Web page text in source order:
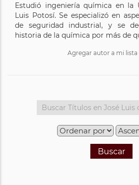
Estudió ingeniería química en la
Luis Potosí. Se especializó en
de seguridad industrial, y se
historia de la química por más de
Agregar autor a mi
Buscar